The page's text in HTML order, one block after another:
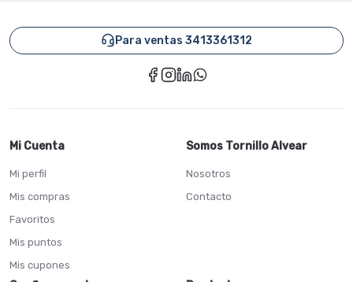
Para ventas 3413361312
Mi Cuenta
Mi perfil
Mis compras
Favoritos
Mis puntos
Mis cupones
Somos Tornillo Alvear
Nosotros
Contacto